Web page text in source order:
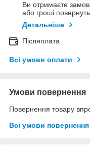
Ви отримаєте
або гроші
Детальніше
Післяплата
Всі умови оплати
Умови повернення
Повернення товару
Всі умови повернення